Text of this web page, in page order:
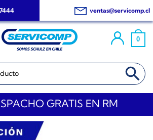
ventas@servicomp.cl
0
BOTÓN DE
GRATIS EN RM